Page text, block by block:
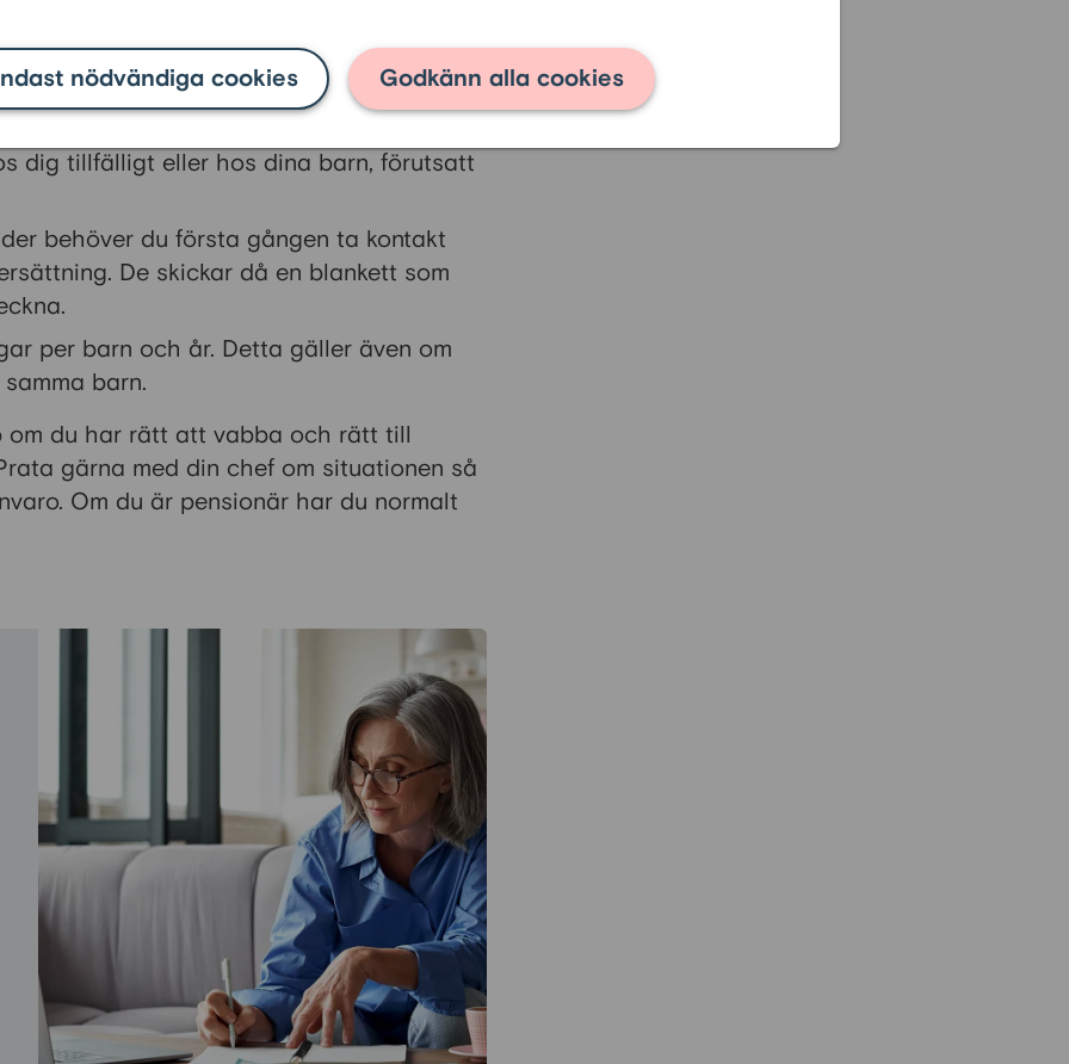
nödvändiga cookies Godkänn alla cookies
extra omsorg.
dig tillfälligt eller hos dina barn, förutsatt
behöver du första gången ta kontakt
De skickar då en blankett som
per barn och år. Detta gäller även om
barn.
om du har rätt att vabba och rätt till
gärna med din chef om situationen så
Om du är pensionär har du normalt